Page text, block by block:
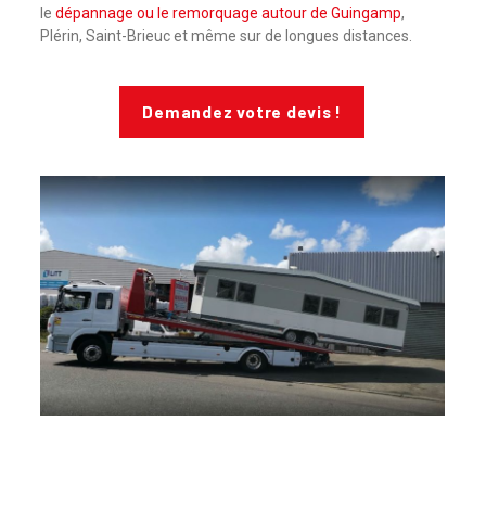
le dépannage ou le remorquage autour de Guingamp,
Plérin, Saint-Brieuc et même sur de longues distances.
Demandez votre devis !